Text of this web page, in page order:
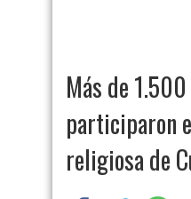
Más de
participaron
religiosa de